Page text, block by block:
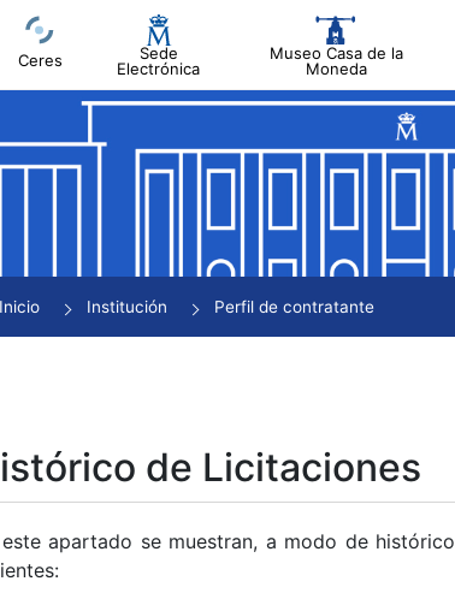
Ceres
Sede
Electrónica
Museo Casa de la
Moneda
Mostrar/Ocultar
Mostrar/Ocultar
Mostrar/Ocultar
Inicio Institución Perfil de contratante
de Licitaciones
apartado se muestran, a modo de